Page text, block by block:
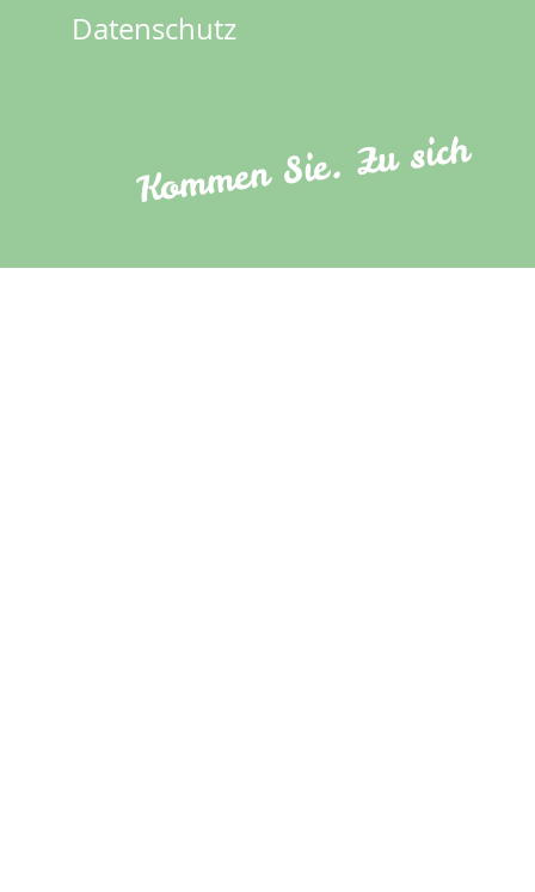
menu
Datenschutz
Kommen Sie. Zu sich